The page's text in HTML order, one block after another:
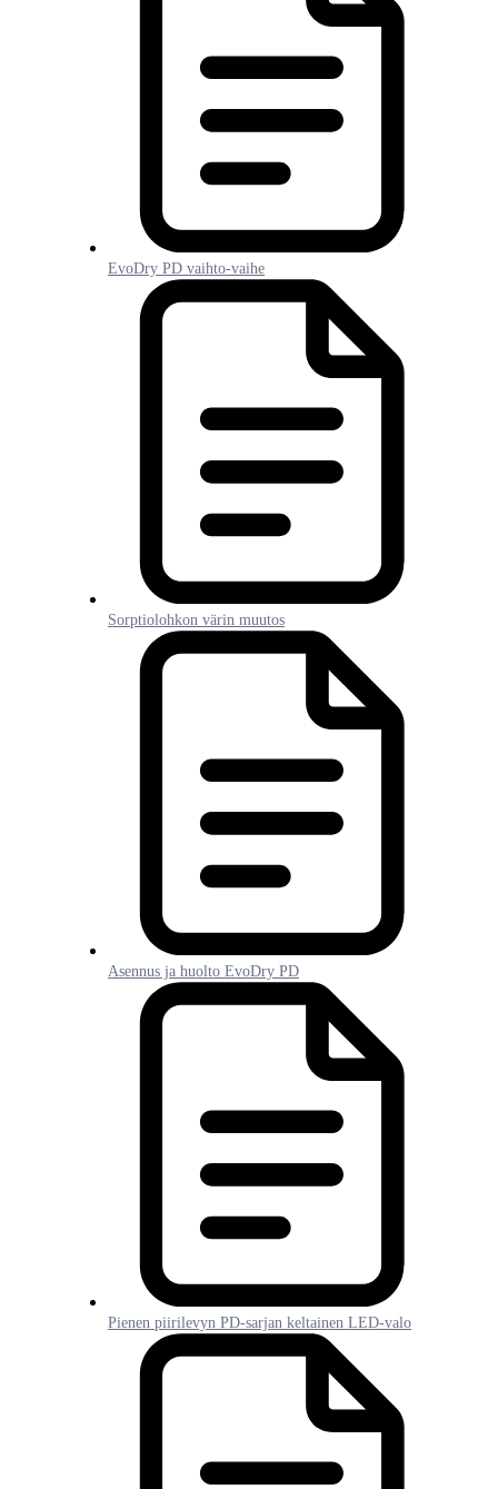
EvoDry PD vaihto-vaihe
Sorptiolohkon värin muutos
Asennus ja huolto EvoDry PD
Pienen piirilevyn PD-sarjan keltainen LED-valo